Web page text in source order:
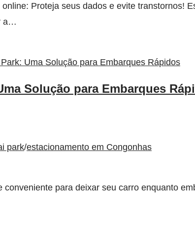
Proteja seus dados e evite transtornos!
a…
Solução para Embarques
park/estacionamento em Congonhas
para deixar seu carro enquanto